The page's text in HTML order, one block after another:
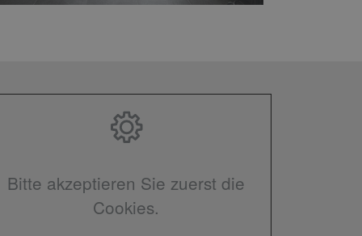
Bitte akzeptieren Sie zuerst die
Cookies.